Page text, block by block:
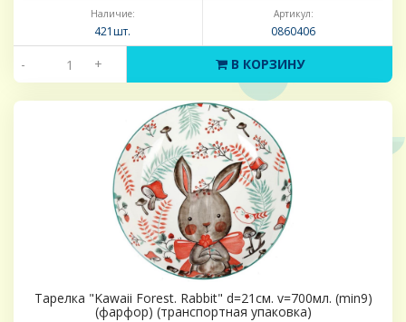
Наличие:
421шт.
Артикул:
0860406
- + В КОРЗИНУ
Тарелка "Kawaii Forest. Rabbit" d=21см. v=700мл. (min9)
(фарфор) (транспортная упаковка)